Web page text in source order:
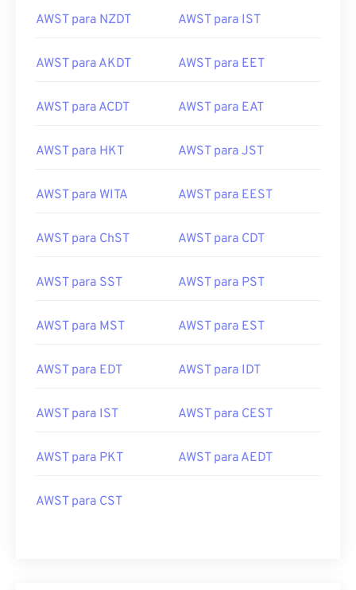
AWST para NZDT AWST para IST
AWST para AKDT AWST para EET
AWST para ACDT AWST para EAT
AWST para HKT AWST para JST
AWST para WITA AWST para EEST
AWST para ChST AWST para CDT
AWST para SST AWST para PST
AWST para MST AWST para EST
AWST para EDT AWST para IDT
AWST para IST AWST para CEST
AWST para PKT AWST para AEDT
AWST para CST